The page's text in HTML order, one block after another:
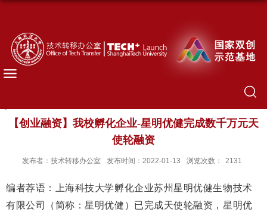
【创业融资】我校孵化企业-星明优健完成数千万元天
使轮融资
发布者：技术转移办公室 发布时间：2022-01-13 浏览次数： 2131
编者荐语：上海科技大学孵化企业苏州星明优健生物技术
有限公司 （简称：星明优健）已完成天使轮融资， 星明优